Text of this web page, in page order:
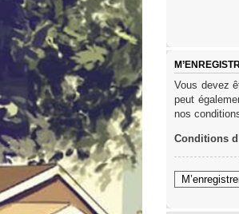
Vous devez
peut
nos
Conditions